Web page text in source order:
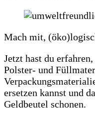
Mach mit,
Jetzt hast du
Polster- und
ersetzen kannst und
Geldbeutel schonen.